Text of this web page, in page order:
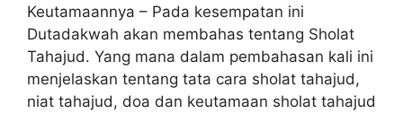
Keutamaannya – Pada kesempatan ini
Dutadakwah akan membahas tentang Sholat
Tahajud. Yang mana dalam pembahasan kali ini
menjelaskan tentang tata cara sholat tahajud,
niat tahajud, doa dan keutamaan sholat tahajud